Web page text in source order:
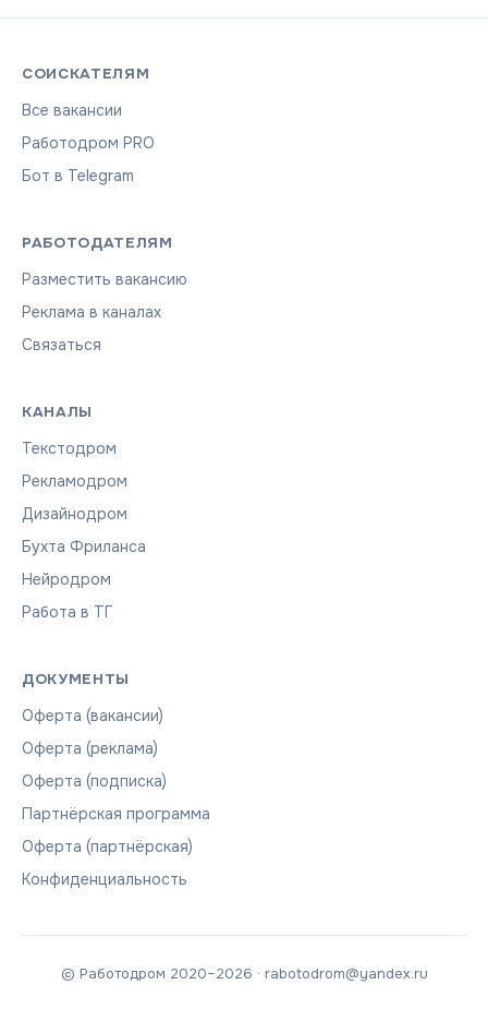
СОИСКАТЕЛЯМ
Все вакансии
Работодром PRO
Бот в Telegram
РАБОТОДАТЕЛЯМ
Разместить вакансию
Реклама в каналах
Связаться
КАНАЛЫ
Текстодром
Рекламодром
Дизайнодром
Бухта Фриланса
Нейродром
Работа в ТГ
ДОКУМЕНТЫ
Оферта (вакансии)
Оферта (реклама)
Оферта (подписка)
Партнёрская программа
Оферта (партнёрская)
Конфиденциальность
© Работодром 2020–2026 · rabotodrom@yandex.ru